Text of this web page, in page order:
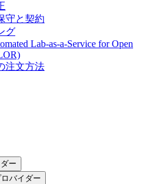
守と契約
グ
Lab-as-a-Service for Open
注文方法
ー
バイダー